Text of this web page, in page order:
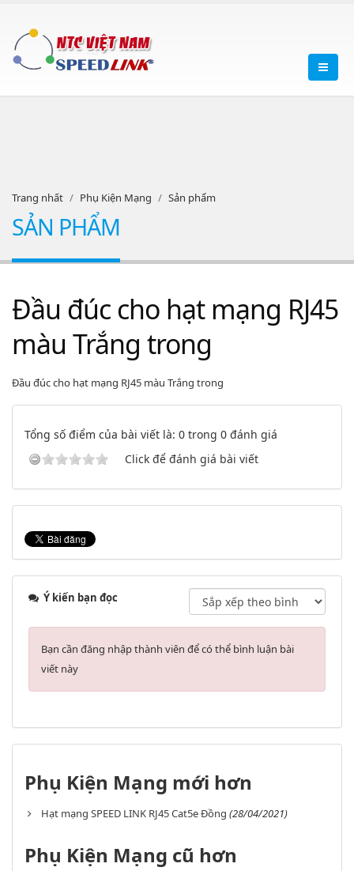
Trang nhất Phụ Kiện Mạng Sản phẩm
SẢN PHẨM
Đầu đúc cho hạt mạng RJ45
màu Trắng trong
Đầu đúc cho hạt mạng RJ45 màu Trắng trong
Tổng số điểm của bài viết là: 0 trong 0 đánh giá
Click để đánh giá bài viết
Ý kiến bạn đọc
Bạn cần đăng nhập thành viên để có thể bình luận bài
viết này
Phụ Kiện Mạng mới hơn
Hạt mạng SPEED LINK RJ45 Cat5e Đồng (28/04/2021)
Phụ Kiện Mạng cũ hơn